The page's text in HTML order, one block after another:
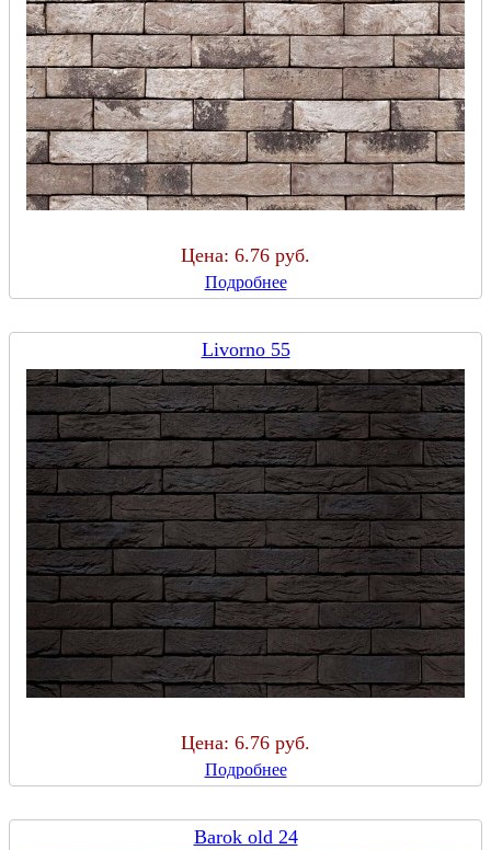
Цена: 6.76 руб.
Подробнее
Livorno 55
Цена: 6.76 руб.
Подробнее
Barok old 24